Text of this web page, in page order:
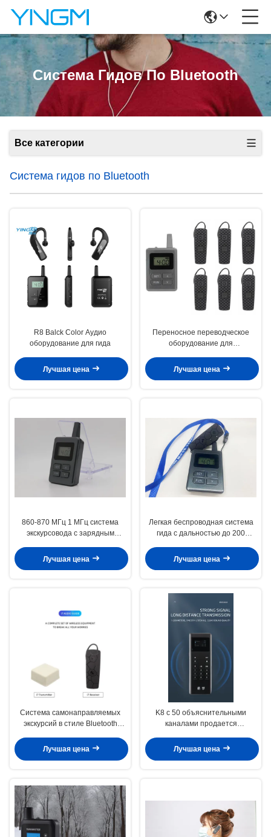
Система Гидов По Bluetooth
Все категории
Система гидов по Bluetooth
R8 Balck Color Аудио
оборудование для гида
Лучшая цена
Переносное переводческое
оборудование для
Лучшая цена
860-870 МГц 1 МГц система
экскурсовода с зарядным
Лучшая цена
Легкая беспроводная система
гида с дальностью до 200
Лучшая цена
Система самонаправляемых
экскурсий в стиле Bluetooth
удобный в использовании
Лучшая цена
K8 с 50 объяснительными
каналами продается
производителя по очень
Лучшая цена